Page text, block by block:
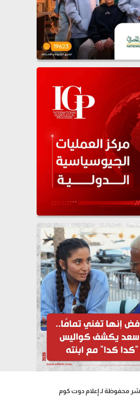
محفوظة لـ إعلام دوت كوم